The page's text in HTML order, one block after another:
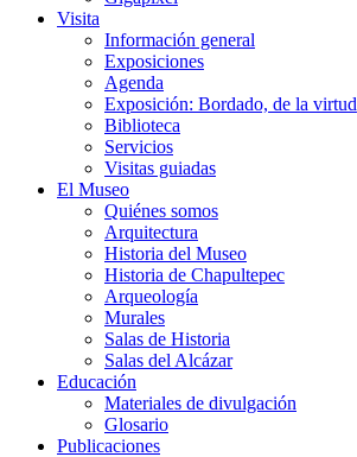
Visita
Información general
Exposiciones
Agenda
Exposición: Bordado, de la virtud
Biblioteca
Servicios
Visitas guiadas
El Museo
Quiénes somos
Arquitectura
Historia del Museo
Historia de Chapultepec
Arqueología
Murales
Salas de Historia
Salas del Alcázar
Educación
Materiales de divulgación
Glosario
Publicaciones